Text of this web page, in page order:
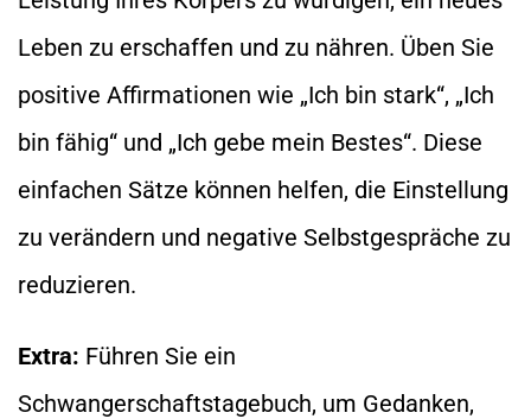
Leben zu erschaffen und zu nähren. Üben Sie
positive Affirmationen wie „Ich bin stark“, „Ich
bin fähig“ und „Ich gebe mein Bestes“. Diese
einfachen Sätze können helfen, die Einstellung
zu verändern und negative Selbstgespräche zu
reduzieren.
Extra: Führen Sie ein
Schwangerschaftstagebuch, um Gedanken,